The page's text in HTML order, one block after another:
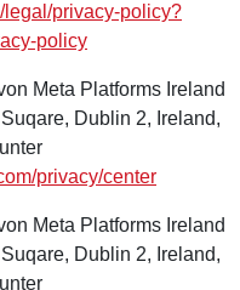
legal/privacy-policy?
policy
Meta Platforms Ireland
Dublin 2, Ireland,
privacy/center
Meta Platforms Ireland
Dublin 2, Ireland,